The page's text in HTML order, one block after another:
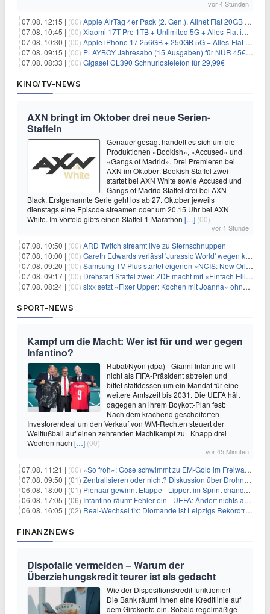
vor 4 Stunden
07.08. 12:15 | (00) Apple AirTag 4er Pack (2. Gen.), Allnet Flat 20GB 5G im Telekom-Netz für 14,99€/Monat – eff. 2,07€/Monat
07.08. 10:45 | (00) Xiaomi 17T Pro 1TB + Unlimited 5G + Alles-Flat im o2 Netz für 29,99€/Monat – eff. 1,15€/Monat
07.08. 10:30 | (00) Apple iPhone 17 256GB + 250GB 5G + Alles-Flat im Telekom-Netz für 34€/Monat – eff. 6,29€/Monat
07.08. 09:15 | (00) PLAYBOY Jahresabo (15 Ausgaben) für NUR 45€ (statt 198€)
07.08. 08:33 | (00) Gigaset CL390 Schnurlostelefon für 29,99€
KINO/TV-NEWS
AXN bringt im Oktober drei neue Serien-
Staffeln
Genauer gesagt handelt es sich um die
Produktionen «Bookish», «Accused» und
«Gangs of Madrid». Drei Premieren bei
AXN im Oktober: Bookish Staffel zwei
startet bei AXN White sowie Accused und
Gangs of Madrid Staffel drei bei AXN
Black. Erstgenannte Serie geht los ab 27. Oktober jeweils
dienstags eine Episode streamen oder um 20.15 Uhr bei AXN
White. Im Vorfeld gibts einen Staffel-1-Marathon […] (00)
vor 1 Stunde
07.08. 10:50 | (00) ARD Twitch streamt live zu Sternschnuppen
07.08. 10:00 | (00) Gareth Edwards verlässt 'Jurassic World' wegen kreativer Differenzen
07.08. 09:20 | (00) Samsung TV Plus startet eigenen «NCIS: New Orleans»-Sender
07.08. 09:17 | (00) Drehstart Staffel zwei: ZDF macht mit «Einfach Elli» weiter
07.08. 08:24 | (00) sixx setzt «Fixer Upper: Kochen mit Joanna» ohne Pause fort
SPORT-NEWS
Kampf um die Macht: Wer ist für und wer gegen
Infantino?
Rabat/Nyon (dpa) - Gianni Infantino will
nicht als FIFA-Präsident abtreten und
bittet stattdessen um ein Mandat für eine
weitere Amtszeit bis 2031. Die UEFA hält
dagegen an ihrem Boykott-Plan fest:
Nach dem krachend gescheiterten
Investorendeal um den Verkauf von WM-Rechten steuert der
Weltfußball auf einen zehrenden Machtkampf zu. Knapp drei
Wochen nach […] (00)
vor 45 Minuten
07.08. 11:21 | (00) «So froh»: Gose schwimmt zu EM-Gold im Freiwasser
07.08. 09:50 | (01) Zentralisieren oder nicht? Diskussion über Drohnenabwehr
06.08. 18:00 | (01) Pienaar gewinnt Etappe - Lippert im Sprint chancenlos
06.08. 17:05 | (06) Infantino räumt Fehler ein - UEFA: Ändert nichts an Boykott
06.08. 16:05 | (02) Real-Wechsel fix: Diomande ist Leipzigs Rekordtransfer
FINANZNEWS
Dispofalle vermeiden – Warum der
Überziehungskredit teurer ist als gedacht
Wie der Dispositionskredit funktioniert
Die Bank räumt Ihnen eine Kreditlinie auf
dem Girokonto ein. Sobald regelmäßige